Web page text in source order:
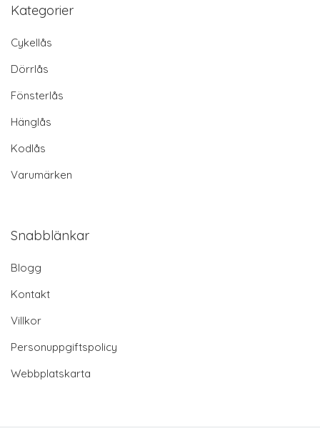
Kategorier
Cykellås
Dörrlås
Fönsterlås
Hänglås
Kodlås
Varumärken
Snabblänkar
Blogg
Kontakt
Villkor
Personuppgiftspolicy
Webbplatskarta